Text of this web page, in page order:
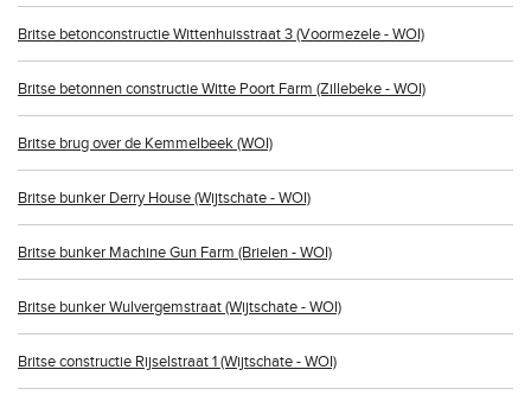
Britse betonconstructie Wittenhuisstraat 3 (Voormezele - WOI)
Britse betonnen constructie Witte Poort Farm (Zillebeke - WOI)
Britse brug over de Kemmelbeek (WOI)
Britse bunker Derry House (Wijtschate - WOI)
Britse bunker Machine Gun Farm (Brielen - WOI)
Britse bunker Wulvergemstraat (Wijtschate - WOI)
Britse constructie Rijselstraat 1 (Wijtschate - WOI)